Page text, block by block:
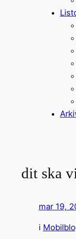
dit ska
mar 19,
i